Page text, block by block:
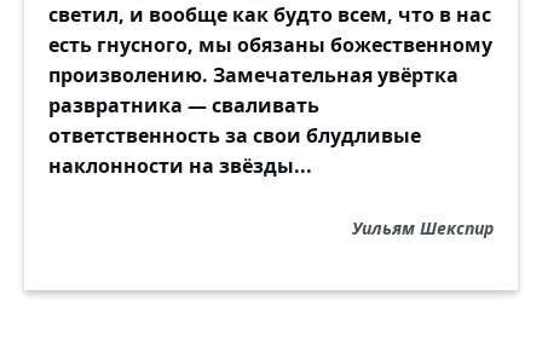
светил, и вообще как будто всем, что в нас
есть гнусного, мы обязаны божественному
произволению. Замечательная увёртка
развратника — сваливать
ответственность за свои блудливые
наклонности на звёзды...
Уильям Шекспир